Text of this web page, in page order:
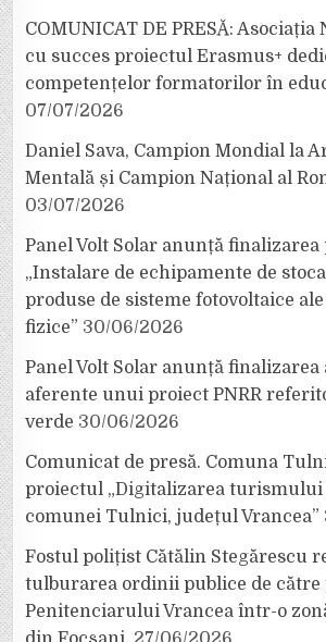
COMUNICAT DE PRESĂ:
cu succes proiectul Erasmus+
competențelor formatorilor în
07/07/2026
Daniel Sava, Campion Mondial la
Mentală și Campion Național al
03/07/2026
Panel Volt Solar anunță
„Instalare de echipamente de
produse de sisteme fotovoltaice
fizice” 30/06/2026
Panel Volt Solar anunță
aferente unui proiect PNRR
verde 30/06/2026
Comunicat de presă. Comuna
proiectul „Digitalizarea turismului
comunei Tulnici, județul Vrancea”
Fostul polițist Cătălin Stegărescu
tulburarea ordinii publice de către
Penitenciarului Vrancea într-o